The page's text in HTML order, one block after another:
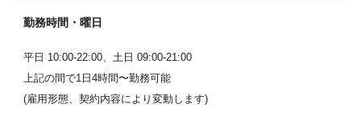
勤務時間・曜日
平日 10:00-22:00、土日 09:00-21:00
上記の間で1日4時間〜勤務可能
(雇用形態、契約内容により変動します)